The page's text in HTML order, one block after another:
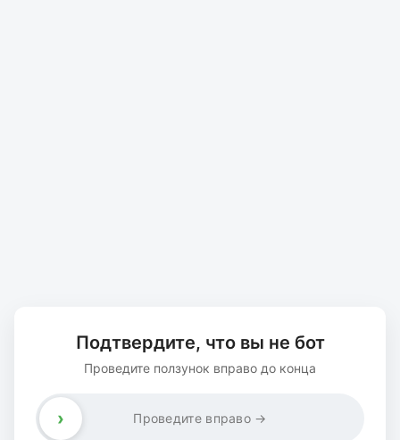
Подтвердите, что вы не бот
Проведите ползунок вправо до конца
Проведите вправо →
›